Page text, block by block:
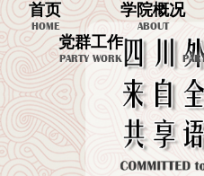
首页
HOME
学院概况
ABOUT
党群工作
PARTY WORK